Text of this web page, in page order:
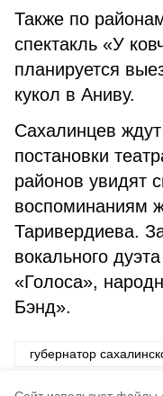
Также по
спектакль «У
планируется
кукол в Аниву.
Сахалинцев
постановки
районов увидят
воспоминаниям
Таривердиева.
вокального
«Голоса»,
Бэнд».
губернатор